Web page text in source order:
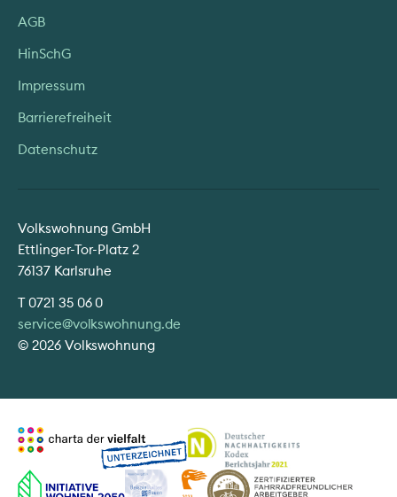
Volkswohnung GmbH
Ettlinger-Tor-Platz 2
76137 Karlsruhe
T 0721 35 06 0
service@volkswohnung.de
© 2026 Volkswohnung
AGB
HinSchG
Impressum
Barrierefreiheit
Datenschutz